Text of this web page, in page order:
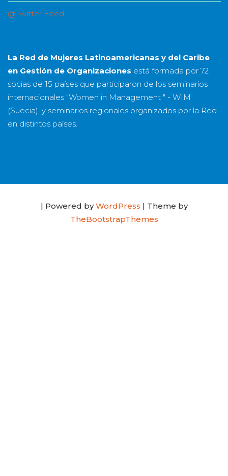
@Twitter Feed
La Red de Mujeres Latinoamericanas y del Caribe
en Gestión de Organizaciones está formada por 72
socias de 15 países que participaron de los seminarios
internacionales "Women in Management " - WIM
(Suecia), y seminarios regionales organizados por la Red
en distintos países.
| Powered byWordPress | Theme by
TheBootstrapThemes